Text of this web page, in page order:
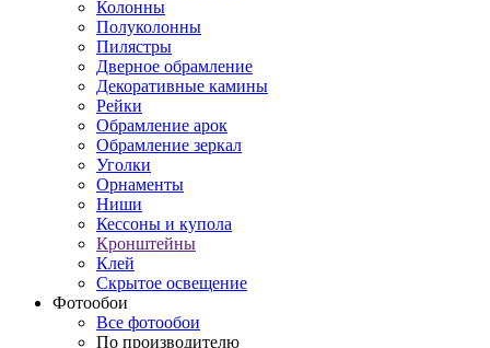
Колонны
Полуколонны
Пилястры
Дверное обрамление
Декоративные камины
Рейки
Обрамление арок
Обрамление зеркал
Уголки
Орнаменты
Ниши
Кессоны и купола
Кронштейны
Клей
Скрытое освещение
Фотообои
Все фотообои
По производителю